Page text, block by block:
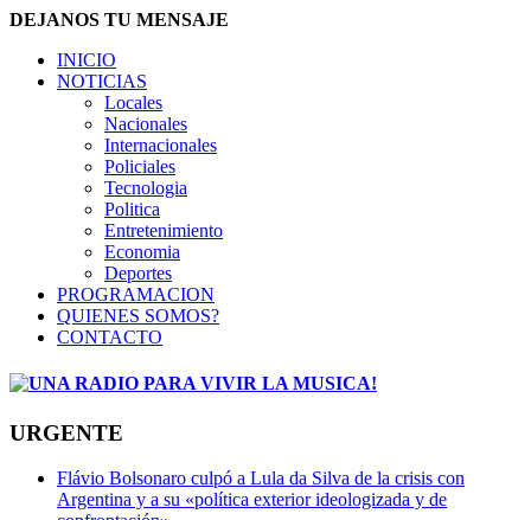
DEJANOS TU MENSAJE
INICIO
NOTICIAS
Locales
Nacionales
Internacionales
Policiales
Tecnologia
Politica
Entretenimiento
Economia
Deportes
PROGRAMACION
QUIENES SOMOS?
CONTACTO
URGENTE
Flávio Bolsonaro culpó a Lula da Silva de la crisis con
Argentina y a su «política exterior ideologizada y de